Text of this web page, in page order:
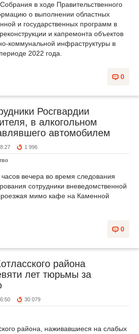
в ходе Правительственного
о выполнении областных
и государственных программ в
и капремонта объектов
коммунальной инфраструктуры в
2022 года.
0
Росгвардии
в алкогольном
автомобилем
1 996
вечера во время следования
сотрудники вневедомственной
мимо кафе на Каменной
0
района
лет тюрьмы за
30 079
района, наживавшиеся на слабых